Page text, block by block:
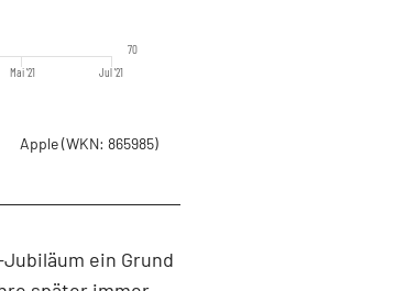
Mai '21 Jul '21
70
Apple(WKN: 865985)
ein Grund